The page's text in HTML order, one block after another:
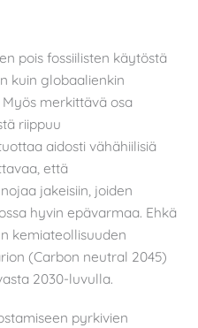
pois fossiilisten käytöstä
kuin globaalienkin
merkittävä osa
riippuu
aidosti vähähiilisiä
että
jakeisiin, joiden
hyvin epävarmaa. Ehkä
kemiateollisuuden
(Carbon neutral 2045)
2030-luvulla.
pyrkivien